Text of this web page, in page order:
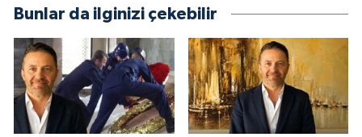
Bunlar da ilginizi çekebilir